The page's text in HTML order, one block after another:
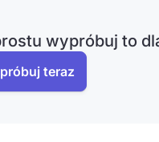
wypróbuj to
teraz